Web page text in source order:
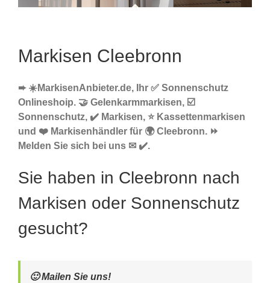
Markisen Cleebronn
➨ ☀️MarkisenAnbieter.de, Ihr ✅ Sonnenschutz
Onlineshoip. 🤝 Gelenkarmmarkisen, ☑️
Sonnenschutz, ✔️ Markisen, ⭐ Kassettenmarkisen
und ❤️ Markisenhändler für 🌍 Cleebronn. ⏩
Melden Sie sich bei uns ✉ ✔️.
Sie haben in Cleebronn nach
Markisen oder Sonnenschutz
gesucht?
🙂 Mailen Sie uns!